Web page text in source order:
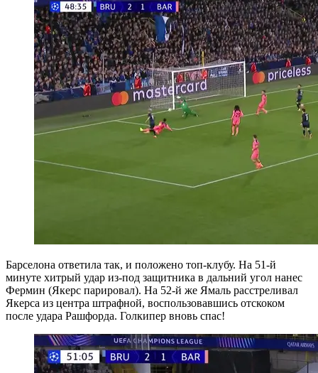
Барселона ответила так, и положено топ-клубу. На 51-й
минуте хитрый удар из-под защитника в дальний угол нанес
Фермин (Якерс парировал). На 52-й же Ямаль расстреливал
Якерса из центра штрафной, воспользовавшись отскоком
после удара Рашфорда. Голкипер вновь спас!